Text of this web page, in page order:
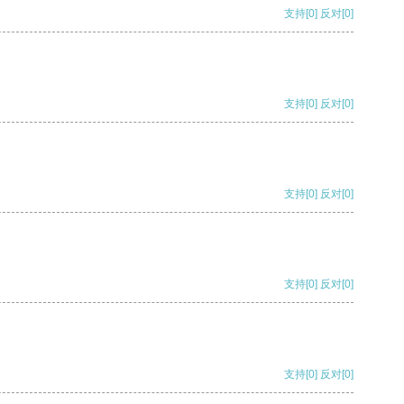
支持[0] 反对[0]
支持[0] 反对[0]
支持[0] 反对[0]
支持[0] 反对[0]
支持[0] 反对[0]